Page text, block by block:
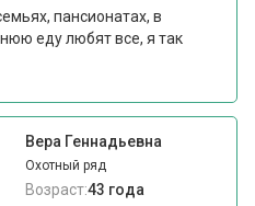
пансионатах, в
еду любят все, я так
Вера Геннадьевна
Охотный ряд
Возраст:43 года